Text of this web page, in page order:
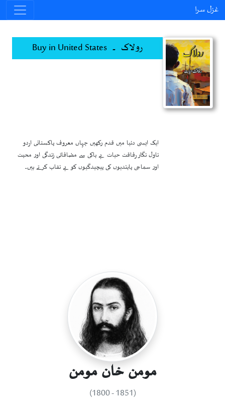
غزل سرا
رولاک ۔ Buy in United States
ایک ایسی دنیا میں قدم رکھیں جہاں معروف پاکستانی اردو
ناول نگار رفاقت حیات بے باکی سے مضافاتی زندگی اور محبت
اور سماجی پابندیوں کی پیچیدگیوں کو بے نقاب کرتے ہیں۔
مومن خان مومن
(1851 - 1800)